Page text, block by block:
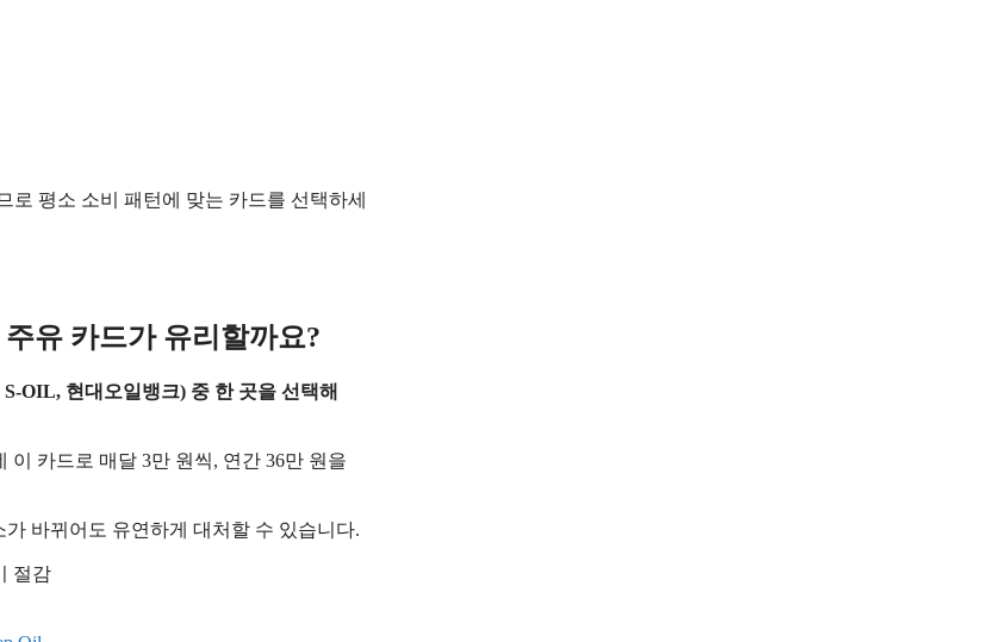
로 평소 소비 패턴에 맞는 카드를 선택하세
유 카드가 유리할까요?
OIL, 현대오일뱅크) 중 한 곳을 선택해
이 카드로 매달 3만 원씩, 연간 36만 원을
바뀌어도 유연하게 대처할 수 있습니다.
절감